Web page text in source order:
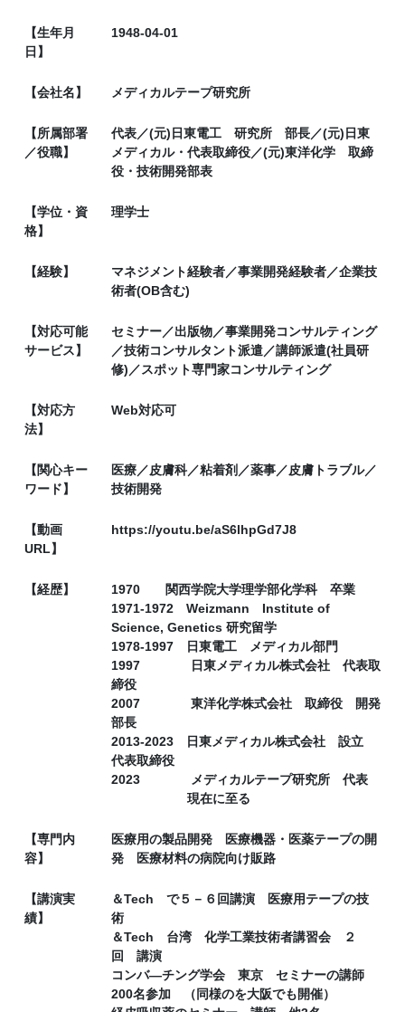
【生年月
日】
1948-04-01
【会社名】 メディカルテープ研究所
【所属部署
／役職】
代表／(元)日東電工 研究所 部長／(元)日東
メディカル・代表取締役／(元)東洋化学 取締
役・技術開発部表
【学位・資
格】
理学士
【経験】
マネジメント経験者／事業開発経験者／企業技
術者(OB含む)
【対応可能
サービス】
セミナー／出版物／事業開発コンサルティング
／技術コンサルタント派遣／講師派遣(社員研
修)／スポット専門家コンサルティング
【対応方
法】
Web対応可
【関心キー
ワード】
医療／皮膚科／粘着剤／薬事／皮膚トラブル／
技術開発
【動画
URL】
https://youtu.be/aS6lhpGd7J8
【経歴】
1970 関西学院大学理学部化学科 卒業
1971-1972 Weizmann Institute of
Science, Genetics 研究留学
1978-1997 日東電工 メディカル部門
1997 日東メディカル株式会社 代表取
締役
2007 東洋化学株式会社 取締役 開発
部長
2013-2023 日東メディカル株式会社 設立
代表取締役
2023 メディカルテープ研究所 代表
現在に至る
【専門内
容】
医療用の製品開発 医療機器・医薬テープの開
発 医療材料の病院向け販路
【講演実
績】
＆Tech で５－６回講演 医療用テープの技
術
＆Tech 台湾 化学工業技術者講習会 ２
回 講演
コンバ―チング学会 東京 セミナーの講師
200名参加 （同様のを大阪でも開催）